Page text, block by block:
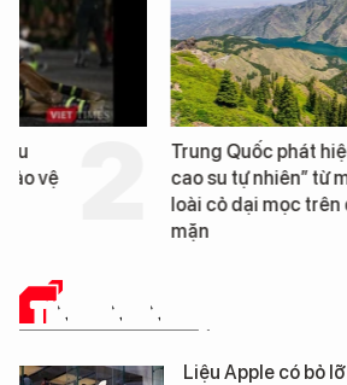
Trung Quốc phát hiện “mỏ
cao su tự nhiên” từ một
loài cỏ dại mọc trên đất
TIN CÔNG NGHỆ
Liệu Apple có bỏ